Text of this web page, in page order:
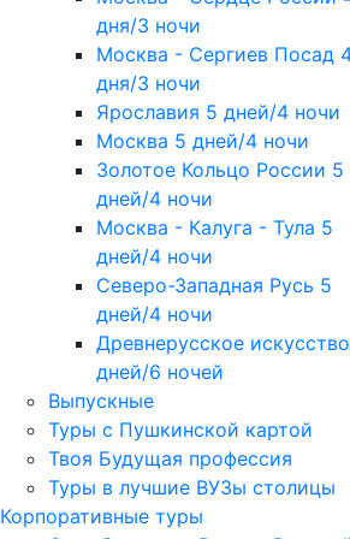
дня/3 ночи
Москва - Сергиев Посад
дня/3 ночи
Ярославия 5 дней/4 ночи
Москва 5 дней/4 ночи
Золотое Кольцо России 5
дней/4 ночи
Москва - Калуга - Тула 5
дней/4 ночи
Северо-Западная Русь 5
дней/4 ночи
Древнерусское
дней/6 ночей
Выпускные
Туры с Пушкинской картой
Твоя Будущая профессия
Туры в лучшие ВУЗы столицы
Корпоративные туры